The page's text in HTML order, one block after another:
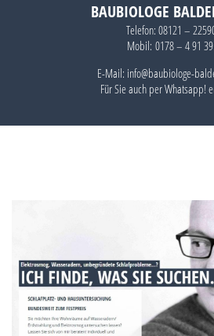
BAUBIOLOGE
Telefon: 08121 –
Mobil: 0178 – 4 91
E-Mail: info@baubiologe-
Für Sie auch perWhatsapp!